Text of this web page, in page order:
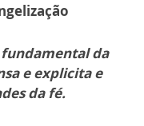
da
e explicita e
da fé.